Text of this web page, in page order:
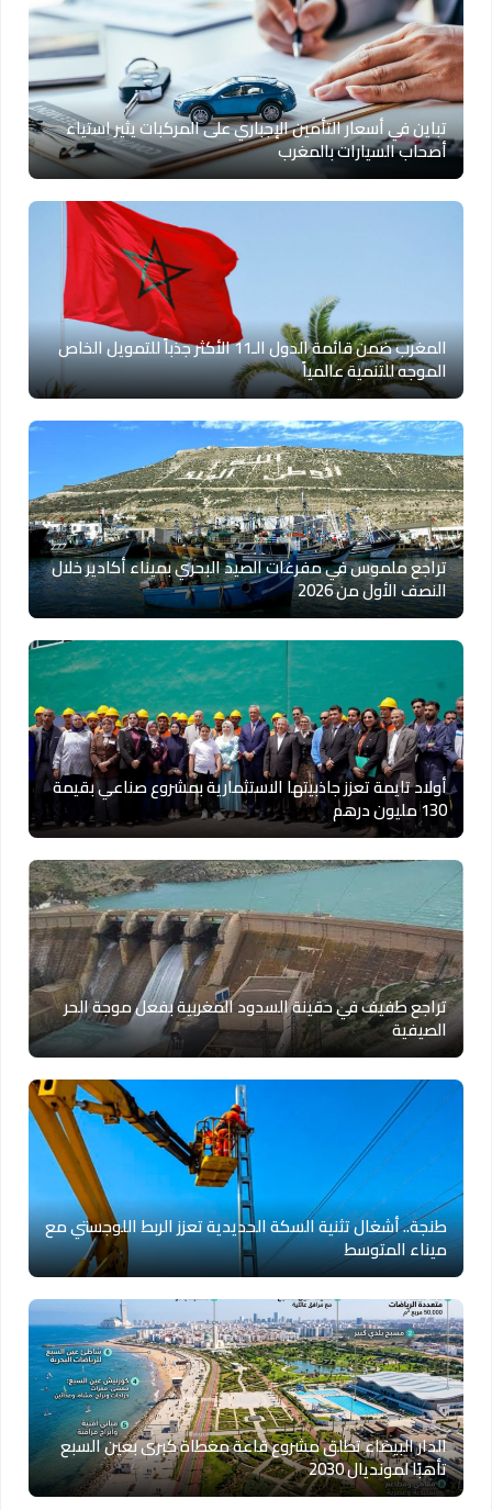
تباين في أسعار التأمين الإجباري على المركبات يثير استياء
أصحاب السيارات بالمغرب
المغرب ضمن قائمة الدول الـ11 الأكثر جذباً للتمويل الخاص
الموجه للتنمية عالمياً
تراجع ملموس في مفرغات الصيد البحري بميناء أكادير خلال
النصف الأول من 2026
أولاد تايمة تعزز جاذبيتها الاستثمارية بمشروع صناعي بقيمة
130 مليون درهم
تراجع طفيف في حقينة السدود المغربية بفعل موجة الحر
الصيفية
طنجة.. أشغال تثنية السكة الحديدية تعزز الربط اللوجستي مع
ميناء المتوسط
الدار البيضاء تطلق مشروع قاعة مغطاة كبرى بعين السبع
تأهبًا لمونديال 2030